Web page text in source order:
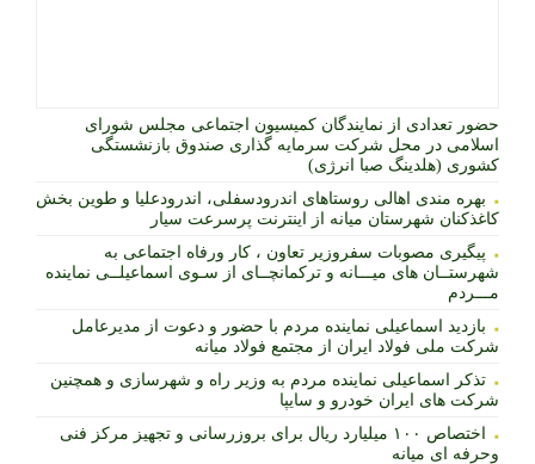
حضور تعدادی از نمایندگان کمیسیون اجتماعی مجلس شورای
اسلامی در محل شرکت سرمایه گذاری صندوق بازنشستگی
کشوری (هلدینگ صبا انرژی)
بهره مندی اهالی روستاهای اندرودسفلی، اندرودعلیا و طوین بخش
کاغذکنان شهرستان میانه از اینترنت پرسرعت سیار
پیگیری مصوبات سفروزیر تعاون ، کار ورفاه اجتماعی به
شهرستــان های میـــانه و ترکمانچــای از سـوی اسماعیلــی نماینده
مـــردم
بازدید اسماعیلی نماینده مردم با حضور و دعوت از مدیرعامل
شرکت ملی فولاد ایران از مجتمع فولاد میانه
تذکر اسماعیلی نماینده مردم به وزیر راه و شهرسازی و همچنین
شرکت های ایران خودرو و سایپا
اختصاص ۱۰۰ میلیارد ریال برای بروزرسانی و تجهیز مرکز فنی
وحرفه ای میانه